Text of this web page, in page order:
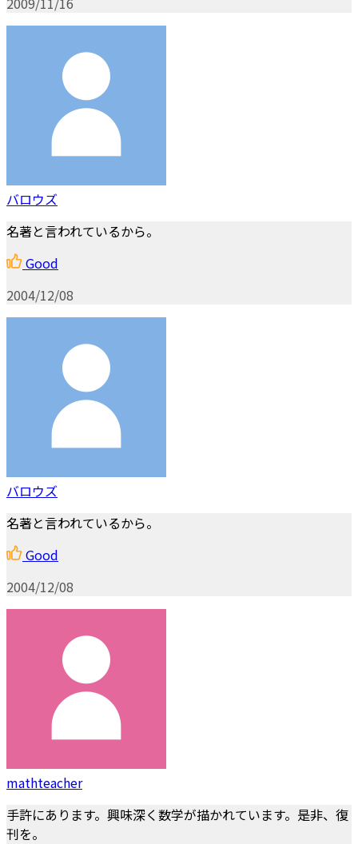
バロウズ
名著と言われているから。
Good
2004/12/08
バロウズ
名著と言われているから。
Good
2004/12/08
mathteacher
手許にあります。興味深く数学が描かれています。是非、復
刊を。